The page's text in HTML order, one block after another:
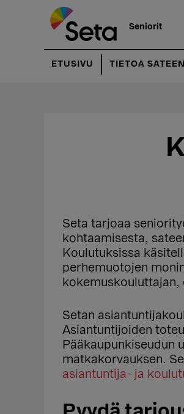
pääsisältöön
ensisijaiseen
Seniorit
ETUSIVU TIETOA
Seta tarjoaa
kohtaamisesta,
Koulutuksissa
perhemuotojen
kokemuskouluttajan,
Setan
Asiantuntijoiden
Pääkaupunkiseudun
matkakorvauksen.
asiantuntija- ja